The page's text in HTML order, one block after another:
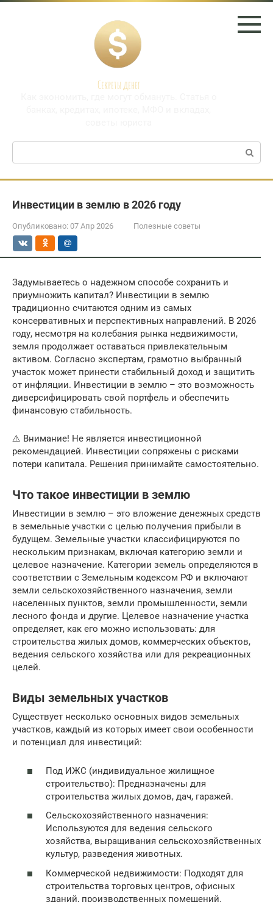
Перейти
Секреты денег
Поиск:
Инвестиции в землю в 2026 году
Опубликовано: 07 Апр 2026 Полезные советы
Задумываетесь о надежном способе сохранить и
приумножить капитал? Инвестиции в землю
традиционно считаются одним из самых
консервативных и перспективных направлений. В 2026
году, несмотря на колебания рынка недвижимости,
земля продолжает оставаться привлекательным
активом. Согласно экспертам, грамотно выбранный
участок может принести стабильный доход и защитить
от инфляции. Инвестиции в землю – это возможность
диверсифицировать свой портфель и обеспечить
финансовую стабильность.
⚠️ Внимание! Не является инвестиционной
рекомендацией. Инвестиции сопряжены с рисками
потери капитала. Решения принимайте самостоятельно.
Что такое инвестиции в землю
Инвестиции в землю – это вложение денежных средств
в земельные участки с целью получения прибыли в
будущем. Земельные участки классифицируются по
нескольким признакам, включая категорию земли и
целевое назначение. Категории земель определяются в
соответствии с Земельным кодексом РФ и включают
земли сельскохозяйственного назначения, земли
населенных пунктов, земли промышленности, земли
лесного фонда и другие. Целевое назначение участка
определяет, как его можно использовать: для
строительства жилых домов, коммерческих объектов,
ведения сельского хозяйства или для рекреационных
целей.
Виды земельных участков
Существует несколько основных видов земельных
участков, каждый из которых имеет свои особенности
и потенциал для инвестиций:
Под ИЖС (индивидуальное жилищное
строительство): Предназначены для
строительства жилых домов, дач, гаражей.
Сельскохозяйственного назначения:
Используются для ведения сельского
хозяйства, выращивания сельскохозяйственных
культур, разведения животных.
Коммерческой недвижимости: Подходят для
строительства торговых центров, офисных
зданий, производственных помещений.